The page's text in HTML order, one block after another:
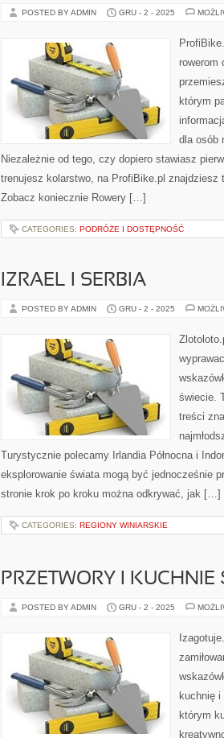
POSTED BY ADMIN GRU - 2 - 2025
rowerom
którym
dla osób
Niezależnie od tego, czy dopiero stawiasz
trenujesz kolarstwo, na ProfiBike.pl
Zobacz koniecznie Rowery […]
CATEGORIES: PODRÓŻE I DOSTĘPNOŚĆ
IZRAEL I SERBIA
POSTED BY ADMIN GRU - 2 - 2025
świecie.
treści
Turystycznie polecamy Irlandia Północna i
eksplorowanie świata mogą być jednocześnie
stronie krok po kroku można odkrywać, jak […]
CATEGORIES: REGIONY WINIARSKIE
PRZETWORY I KUCHNIE
POSTED BY ADMIN GRU - 2 - 2025
kuchnię
którym